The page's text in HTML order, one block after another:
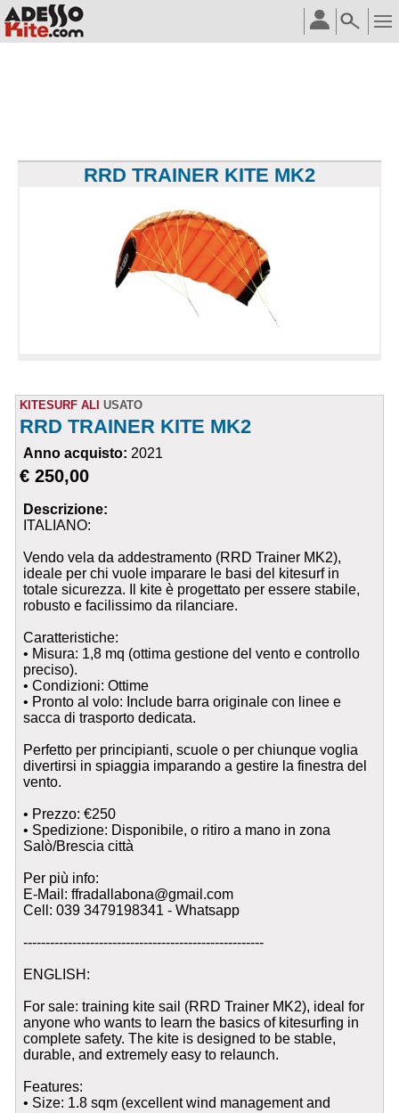
RRD TRAINER KITE MK2
KITESURF ALI USATO
RRD TRAINER KITE MK2
Anno acquisto:2021
€ 250,00
Descrizione:
ITALIANO:
Vendo vela da addestramento (RRD Trainer MK2),
ideale per chi vuole imparare le basi del kitesurf in
totale sicurezza. Il kite è progettato per essere stabile,
robusto e facilissimo da rilanciare.
Caratteristiche:
• Misura: 1,8 mq (ottima gestione del vento e controllo
preciso).
• Condizioni: Ottime
• Pronto al volo: Include barra originale con linee e
sacca di trasporto dedicata.
Perfetto per principianti, scuole o per chiunque voglia
divertirsi in spiaggia imparando a gestire la finestra del
vento.
• Prezzo: €250
• Spedizione: Disponibile, o ritiro a mano in zona
Salò/Brescia città
Per più info:
E-Mail: ffradallabona@gmail.com
Cell: 039 3479198341 - Whatsapp
------------------------------------------------------
ENGLISH:
For sale: training kite sail (RRD Trainer MK2), ideal for
anyone who wants to learn the basics of kitesurfing in
complete safety. The kite is designed to be stable,
durable, and extremely easy to relaunch.
Features:
• Size: 1.8 sqm (excellent wind management and